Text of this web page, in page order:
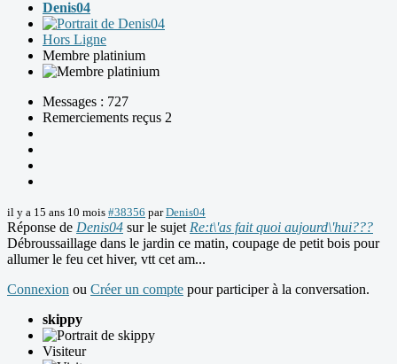
Denis04
Hors Ligne
Membre platinium
Messages : 727
Remerciements reçus 2
il y a 15 ans 10 mois #38356 parDenis04
Réponse de Denis04 sur le sujet Re:t\'as fait quoi aujourd\'hui???
Débroussaillage dans le jardin ce matin, coupage de petit bois pour
allumer le feu cet hiver, vtt cet am...
Connexion ou Créer un compte pour participer à la conversation.
skippy
Visiteur